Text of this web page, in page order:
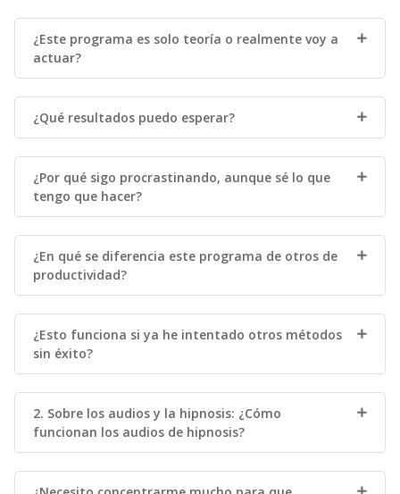
¿Este programa es solo teoría o realmente voy a
actuar?
¿Qué resultados puedo esperar?
¿Por qué sigo procrastinando, aunque sé lo que
tengo que hacer?
¿En qué se diferencia este programa de otros de
productividad?
¿Esto funciona si ya he intentado otros métodos
sin éxito?
2. Sobre los audios y la hipnosis: ¿Cómo
funcionan los audios de hipnosis?